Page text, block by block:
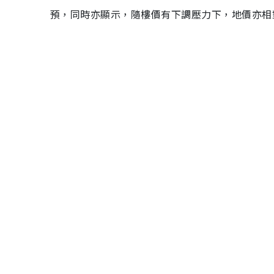
預，同時亦顯示，隨樓價有下調壓力下，地價亦相